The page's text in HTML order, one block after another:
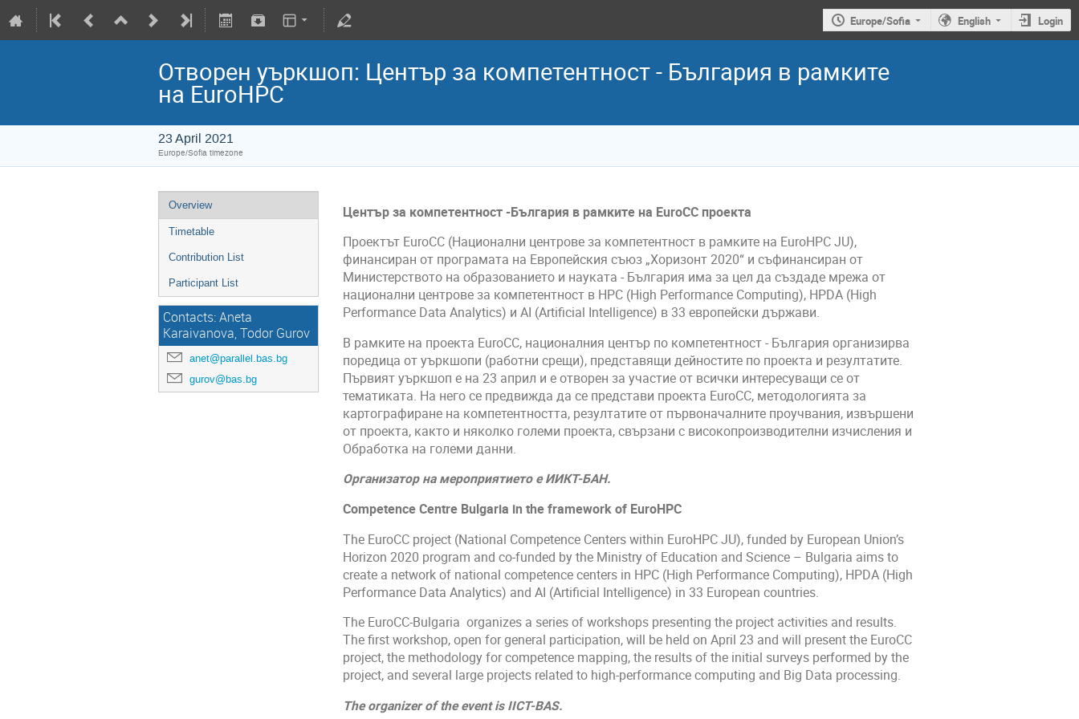
Europe/Sofia English Login
Отворен уъркшоп: Център за компетентност - България в рамките
на EuroHPC
23 April 2021
Europe/Sofia timezone
Overview
Timetable
Contribution List
Participant List
Contacts: Aneta
Karaivanova, Todor Gurov
anet@parallel.bas.bg
gurov@bas.bg
Център за компетентност -България в рамките на EuroCC проекта
Проектът EuroCC (Национални центрове за компетентност в рамките на EuroHPC JU),
финансиран от програмата на Европейския съюз „Хоризонт 2020“ и съфинансиран от
Министерството на образованието и науката - България има за цел да създаде мрежа от
национални центрове за компетентност в HPC (High Performance Computing), HPDA (High
Performance Data Analytics) и AI (Artificial Intelligence) в 33 европейски държави.
В рамките на проекта EuroCC, националния център по компетентност - България организирва
поредица от уъркшопи (работни срещи), представящи дейностите по проекта и резултатите.
Първият уъркшоп е на 23 април и е отворен за участие от всички интересуващи се от
тематиката. На него се предвижда да се представи проекта EuroCC, методологията за
картографиране на компетентността, резултатите от първоначалните проучвания, извършени
от проекта, както и няколко големи проекта, свързани с високопроизводителни изчисления и
Обработка на големи данни.
Организатор на мероприятието е ИИКТ-БАН.
Competence Centre Bulgaria in the framework of EuroHPC
The EuroCC project (National Competence Centers within EuroHPC JU), funded by European Union’s
Horizon 2020 program and co-funded by the Ministry of Education and Science – Bulgaria aims to
create a network of national competence centers in HPC (High Performance Computing), HPDA (High
Performance Data Analytics) and AI (Artificial Intelligence) in 33 European countries.
The EuroCC-Bulgaria organizes a series of workshops presenting the project activities and results.
The first workshop, open for general participation, will be held on April 23 and will present the EuroCC
project, the methodology for competence mapping, the results of the initial surveys performed by the
project, and several large projects related to high-performance computing and Big Data processing.
The organizer of the event is IICT-BAS.